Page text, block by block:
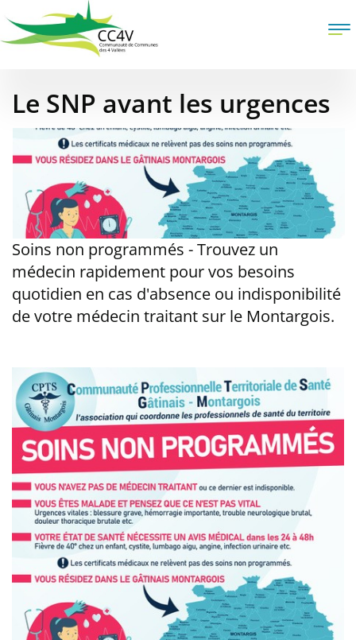
au
contenu
Le SNP avant les urgences
Soins non programmés - Trouvez un
médecin rapidement pour vos besoins
quotidien en cas d'absence ou indisponibilité
de votre médecin traitant sur le Montargois.